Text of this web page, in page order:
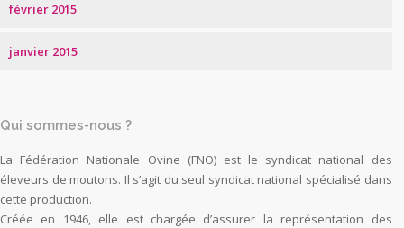
février 2015
janvier 2015
Qui sommes-nous ?
La Fédération Nationale Ovine (FNO) est le syndicat national des
éleveurs de moutons. Il s’agit du seul syndicat national spécialisé dans
cette production.
Créée en 1946, elle est chargée d’assurer la représentation des